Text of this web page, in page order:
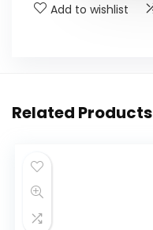
Add to wishlist
Related Products